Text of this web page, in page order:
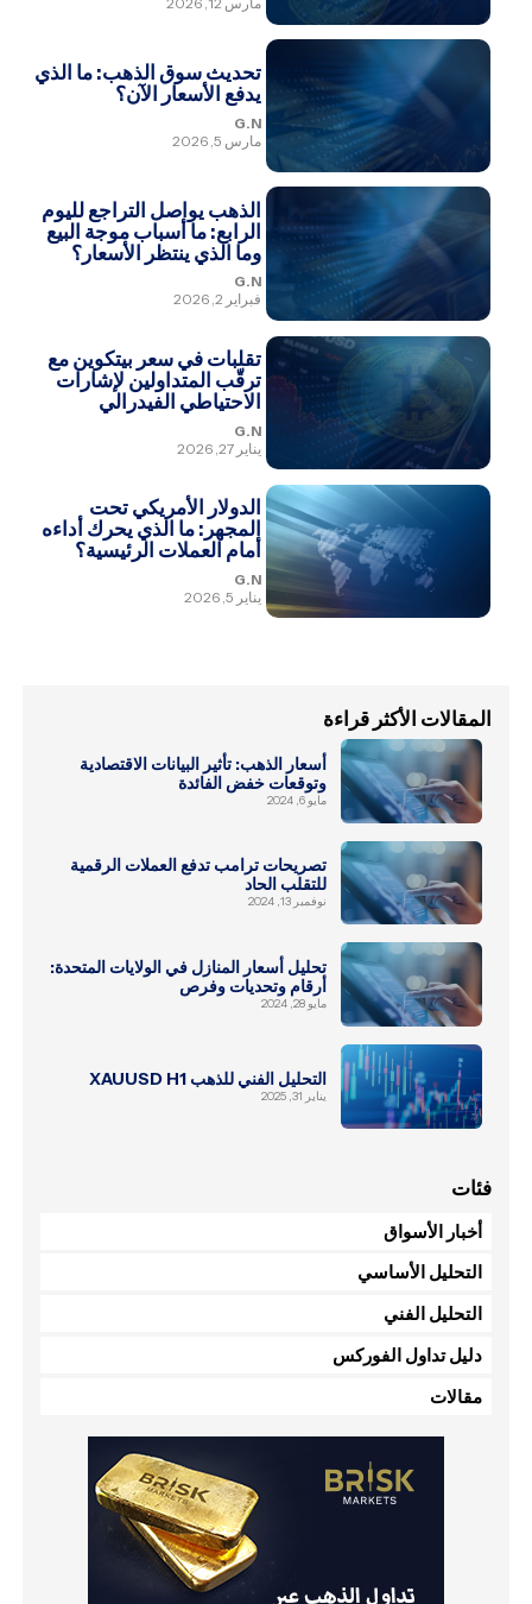
تحديث سوق الذهب: ما الذي
يدفع الأسعار الآن؟
G.N
مارس 5, 2026
الذهب يواصل التراجع لليوم
الرابع: ما أسباب موجة البيع
وما الذي ينتظر الأسعار؟
G.N
فبراير 2, 2026
تقلبات في سعر بيتكوين مع
ترقّب المتداولين لإشارات
الاحتياطي الفيدرالي
G.N
يناير 27, 2026
الدولار الأمريكي تحت
المجهر: ما الذي يحرك أداءه
أمام العملات الرئيسية؟
G.N
يناير 5, 2026
المقالات الأكثر قراءة
أسعار الذهب: تأثير البيانات الاقتصادية
وتوقعات خفض الفائدة
مايو 6, 2024
تصريحات ترامب تدفع العملات الرقمية
للتقلب الحاد
نوفمبر 13, 2024
تحليل أسعار المنازل في الولايات المتحدة:
أرقام وتحديات وفرص
مايو 28, 2024
التحليل الفني للذهب XAUUSD H1
يناير 31, 2025
فئات
أخبار الأسواق
التحليل الأساسي
التحليل الفني
دليل تداول الفوركس
مقالات